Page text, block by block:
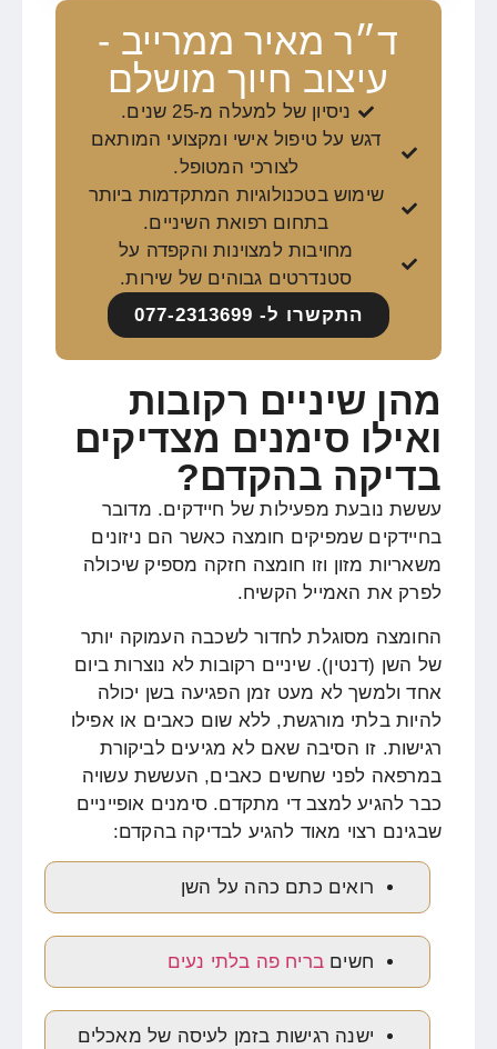
ד״ר מאיר ממרייב -
עיצוב חיוך מושלם
ניסיון של למעלה מ-25 שנים.
דגש על טיפול אישי ומקצועי המותאם
לצורכי המטופל.
שימוש בטכנולוגיות המתקדמות ביותר
בתחום רפואת השיניים.
מחויבות למצוינות והקפדה על
סטנדרטים גבוהים של שירות.
התקשרו ל- 077-2313699
מהן שיניים רקובות
ואילו סימנים מצדיקים
בדיקה בהקדם?
עששת נובעת מפעילות של חיידקים. מדובר
בחיידקים שמפיקים חומצה כאשר הם ניזונים
משאריות מזון וזו חומצה חזקה מספיק שיכולה
לפרק את האמייל הקשיח.
החומצה מסוגלת לחדור לשכבה העמוקה יותר
של השן (דנטין).שיניים רקובותלא נוצרות ביום
אחד ולמשך לא מעט זמן הפגיעה בשן יכולה
להיות בלתי מורגשת, ללא שום כאבים או אפילו
רגישות. זו הסיבה שאם לא מגיעים לביקורת
במרפאה לפני שחשים כאבים, העששת עשויה
כבר להגיע למצב די מתקדם. סימנים אופייניים
שבגינם רצוי מאוד להגיע לבדיקה בהקדם:
רואים כתם כהה על השן
חשים בריח פה בלתי נעים
ישנה רגישות בזמן לעיסה של מאכלים